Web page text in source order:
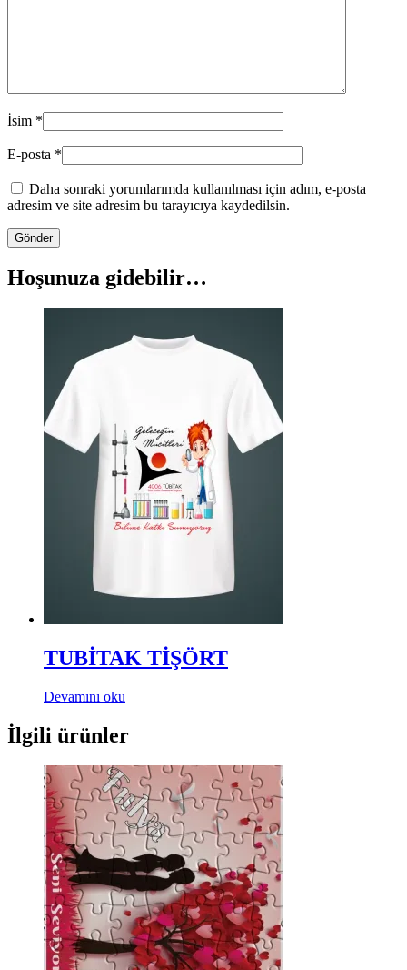
İsim *
E-posta *
Daha sonraki yorumlarımda kullanılması için adım, e-posta
adresim ve site adresim bu tarayıcıya kaydedilsin.
Hoşunuza gidebilir…
TUBİTAK TİŞÖRT
Devamını oku
İlgili ürünler